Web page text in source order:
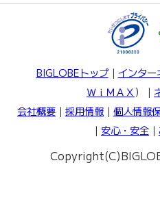
BIGLOBEトップ｜ インター
ＷｉＭＡＸ）｜
会社概要 ｜ 採用情報 ｜ 個人情報
｜ 安心・安全 ｜